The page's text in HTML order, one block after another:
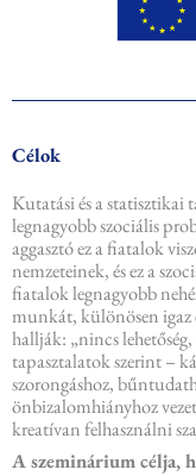
Célok
Kutatási és a
legnagyobb szociális
aggasztó ez a fiatalok
nemzeteinek, és ez a
fiatalok legnagyobb
munkát, különösen igaz
hallják: „nincs
tapasztalatok szerint –
szorongáshoz,
önbizalomhiányhoz
kreatívan felhasználni
A szeminárium célja,